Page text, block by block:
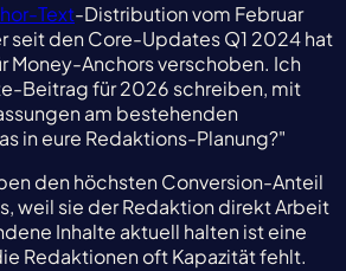
Text-Distribution vom Februar
seit den Core-Updates Q1 2024 hat
Money-Anchors verschoben. Ich
Beitrag für 2026 schreiben, mit
am bestehenden
in eure Redaktions-Planung?"
den höchsten Conversion-Anteil
weil sie der Redaktion direkt Arbeit
Inhalte aktuell halten ist eine
Redaktionen oft Kapazität fehlt.